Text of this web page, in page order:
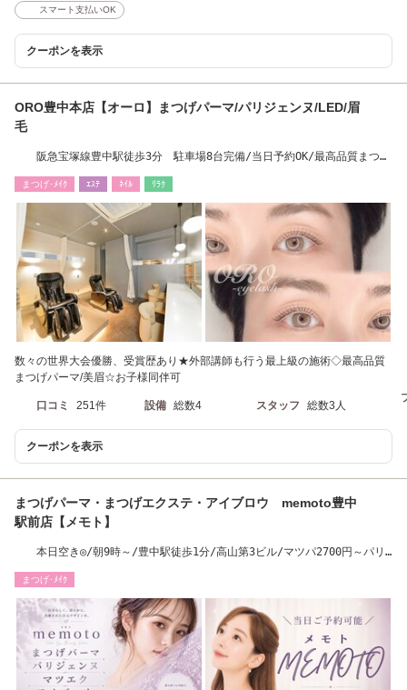
スマート支払いOK
クーポンを表示
ORO豊中本店【オーロ】まつげパーマ/パリジェンヌ/LED/眉
毛
阪急宝塚線豊中駅徒歩3分 駐車場8台完備/当日予約OK/最高品質まつげ
まつげ･ﾒｲｸ ｴｽﾃ ﾈｲﾙ ﾘﾗｸ
数々の世界大会優勝、受賞歴あり★外部講師も行う最上級の施術◇最高品質
まつげパーマ/美眉☆お子様同伴可
口コミ 251件 設備 総数4 スタッフ 総数3人
クーポンを表示
まつげパーマ・まつげエクステ・アイブロウ memoto豊中
駅前店【メモト】
本日空き◎/朝9時～/豊中駅徒歩1分/高山第3ビル/マツパ2700円～パリ
まつげ･ﾒｲｸ